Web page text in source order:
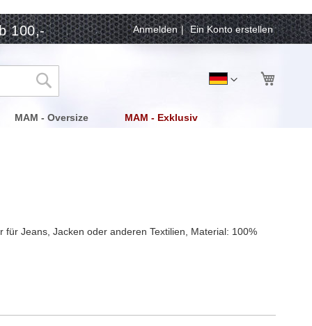
100,- Anmelden Ein Konto erstellen
SpracheDeutsch
Suche
MAM - Oversize MAM - Exklusiv
für Jeans, Jacken oder anderen Textilien, Material: 100%